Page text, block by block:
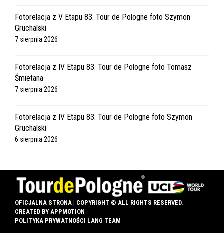
Fotorelacja z V Etapu 83. Tour de Pologne foto Szymon
Gruchalski
7 sierpnia 2026
Fotorelacja z IV Etapu 83. Tour de Pologne foto Tomasz
Śmietana
7 sierpnia 2026
Fotorelacja z IV Etapu 83. Tour de Pologne foto Szymon
Gruchalski
6 sierpnia 2026
OFICJALNA STRONA | COPYRIGHT © ALL RIGHTS RESERVED.
CREATED BY APPMOTION
POLITYKA PRYWATNOŚCI LANG TEAM